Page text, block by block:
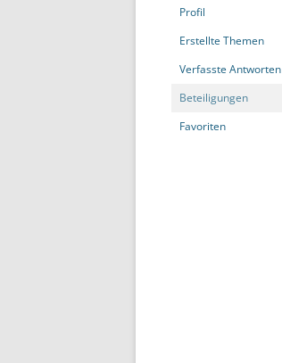
Profil
Erstellte Themen
Verfasste Antworten
Beteiligungen
Favoriten